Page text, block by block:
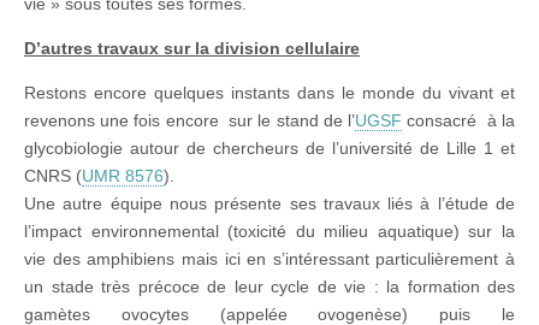
D’autres travaux sur la division cellulaire
Restons encore quelques instants dans le monde du vivant et
revenons une fois encore sur le stand de l’UGSF consacré à la
glycobiologie autour de chercheurs de l’université de Lille 1 et
CNRS (UMR 8576).
Une autre équipe nous présente ses travaux liés à l’étude de
l’impact environnemental (toxicité du milieu aquatique) sur la
vie des amphibiens mais ici en s’intéressant particulièrement à
un stade très précoce de leur cycle de vie : la formation des
gamètes ovocytes (appelée ovogenèse) puis le